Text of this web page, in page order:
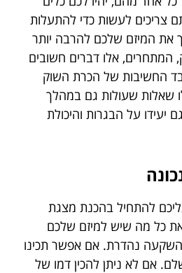
צריכים לעשות כדי להתעלות
את המיזם שלכם להרבה יותר
המתחרים, אלו דברים חשובים
החשיבות של הכרת השוק
שאלות שעולות גם במהלך
יעידו על הבגרות והיכולת
להתחיל בהכנת מצגת
כל מה שיש למיזם שלכם
נהדרת. אם אפשר תכינו
אם לא ניתן להכין דמו של